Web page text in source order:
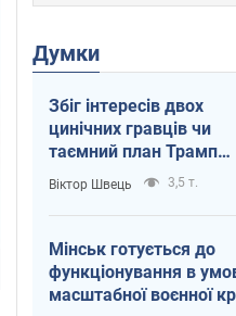
Думки
Збіг інтересів двох
цинічних гравців чи
таємний план Трампа
і Путіна?
Віктор Швець 3,5 т.
Мінськ готується до
функціонування в
масштабної воєнної